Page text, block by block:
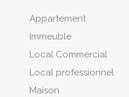
Appartement
Immeuble
Local Commercial
Local professionnel
Maison